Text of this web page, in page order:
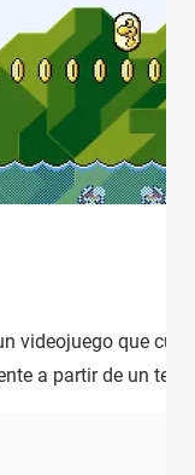
videojuego que
a partir de un